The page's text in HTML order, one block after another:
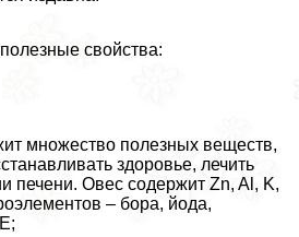
свойства:
множество полезных веществ,
здоровье, лечить
печени. Овес содержит Zn, Al, K,
– бора, йода,